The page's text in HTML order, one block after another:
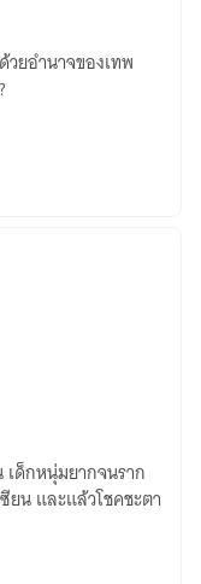
ยอำนาจของเทพ
เด็กหนุ่มยากจนราก
น และแล้วโชคชะตา